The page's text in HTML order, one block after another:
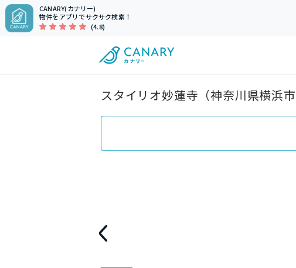
CANARY(カナリー)
物件をアプリでサクサク検索！
(4.8)
スタイリオ妙蓮寺（神奈川県横浜